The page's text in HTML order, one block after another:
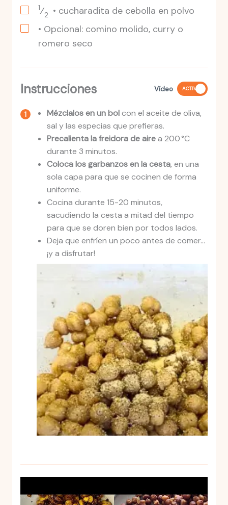
1⁄2
• cucharadita de cebolla en polvo
• Opcional: comino molido, curry o
romero seco
Instrucciones Vídeo ACTIVO
Mézclalos en un bolcon el aceite de oliva,
sal y las especias que prefieras.
Precalienta la freidora de airea 200 °C
durante 3 minutos.
Coloca los garbanzos en la cesta, en una
sola capa para que se cocinen de forma
uniforme.
Cocina durante 15-20 minutos,
sacudiendo la cesta a mitad del tiempo
para que se doren bien por todos lados.
Deja que enfríen un poco antes de comer…
¡y a disfrutar!